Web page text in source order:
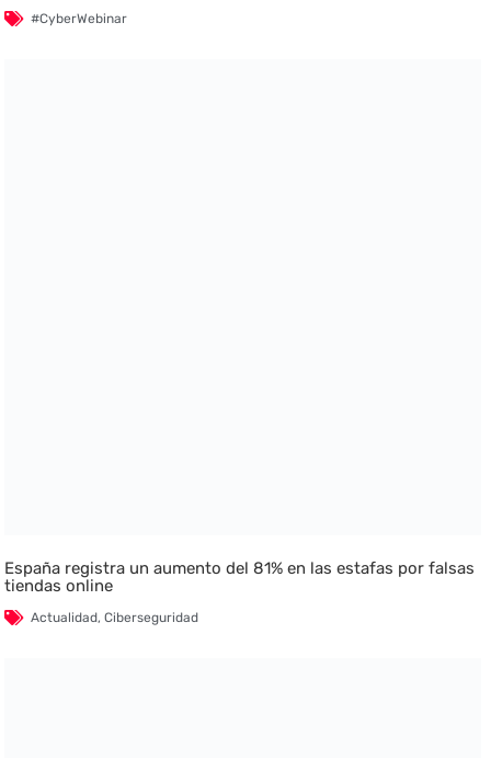
#CyberWebinar
España registra un aumento del 81% en las estafas por falsas
tiendas online
Actualidad,Ciberseguridad